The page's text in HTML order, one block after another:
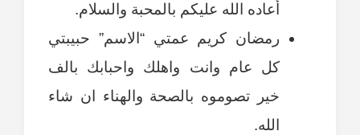
أعاده الله عليكم بالمحبة والسلام.
رمضان كريم عمتي “الاسم” حبيبتي
كل عام وانت واهلك واحبابك بالف
خير تصوموه بالصحة والهناء ان شاء
الله.